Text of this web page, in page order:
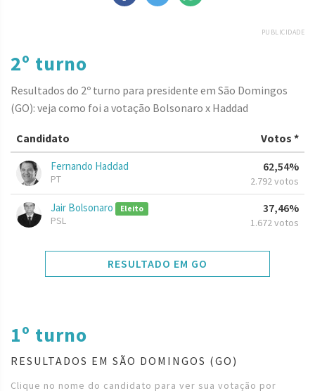
PUBLICIDADE
2º turno
Resultados do 2º turno para presidente em São Domingos
(GO): veja como foi a votação Bolsonaro x Haddad
Candidato Votos *
Fernando Haddad
PT
62,54%
2.792 votos
Jair Bolsonaro Eleito
PSL
37,46%
1.672 votos
RESULTADO EM GO
1º turno
RESULTADOS EM SÃO DOMINGOS (GO)
Clique no nome do candidato para ver sua votação por